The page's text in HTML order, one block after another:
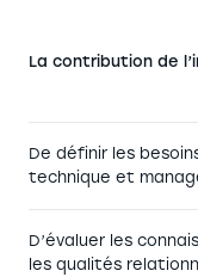
La contribution de
De définir les
technique et
D’évaluer les
les qualités